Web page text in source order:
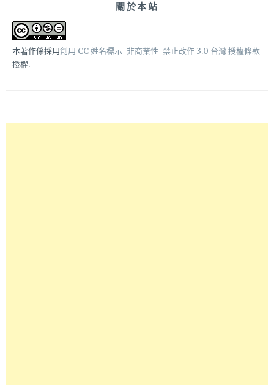
關於本站
本著作係採用創用 CC 姓名標示-非商業性-禁止改作 3.0 台灣 授權條款
授權.